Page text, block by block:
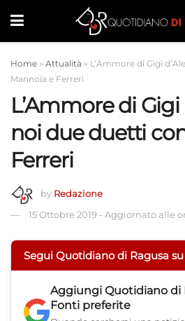
Home » Attualità » L’Ammore di Gigi
Mannoia e Ferreri
L’Ammore di Gigi
noi due duetti
Ferreri
by Redazione
15 Ottobre 2019 - Aggiornato alle
Segui Quotidiano di Ragusa
Aggiungi Quotidiano di
Fonti preferite